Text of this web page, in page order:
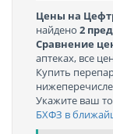
Цены на
найдено 2
Сравнение
аптеках, все
Купить
Укажите ваш
БХФЗ в